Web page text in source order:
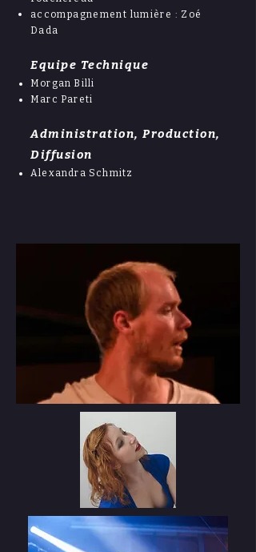
accompagnement lumière : Zoé
Dada
Equipe Technique
Morgan Billi
Marc Pareti
Administration, Production,
Diffusion
Alexandra Schmitz